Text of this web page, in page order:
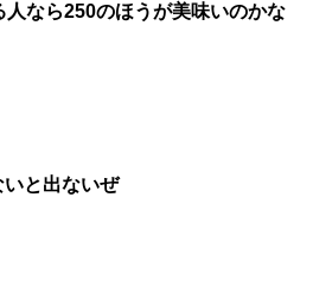
なら250のほうが美味いのかな
と出ないぜ